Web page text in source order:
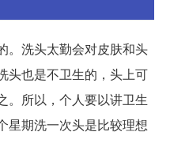
。洗头太勤会对皮肤和头
头也是不卫生的，头上可
。所以，个人要以讲卫生
星期洗一次头是比较理想